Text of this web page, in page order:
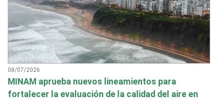
08/07/2026
MINAM aprueba nuevos lineamientos para
fortalecer la evaluación de la calidad del aire en